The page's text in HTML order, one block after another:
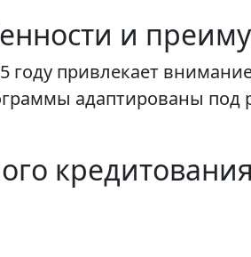
и
году привлекает
адаптированы под
кредитования